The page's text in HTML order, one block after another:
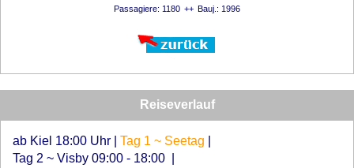
Passagiere: 1180 Bauj.: 1996
Reiseverlauf
ab Kiel 18:00 Uhr Tag 1 ~ Seetag
Tag 2 ~ Visby 09:00 - 18:00